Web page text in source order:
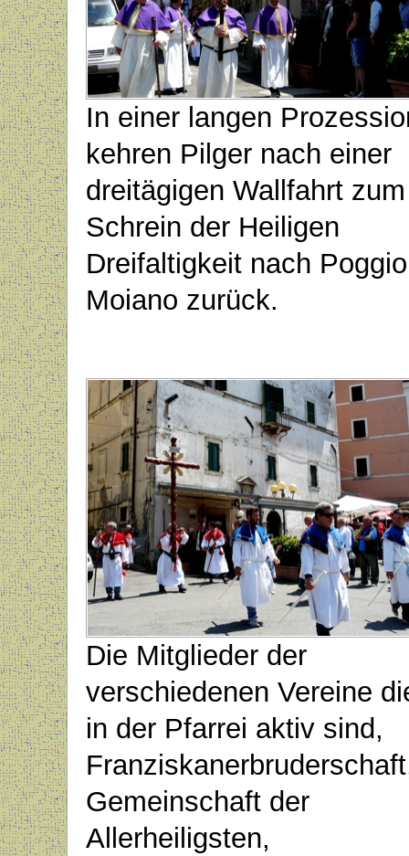
In einer langen
kehren Pilger nach einer
dreitägigen Wallfahrt zum
Schrein der Heiligen
Dreifaltigkeit nach Poggio
Moiano zurück.
Die Mitglieder der
verschiedenen Vereine
in der Pfarrei aktiv sind,
Gemeinschaft der
Allerheiligsten,